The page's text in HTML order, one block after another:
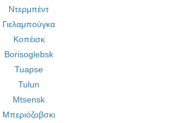
Ντερμπέντ
Γιελαμπούγκα
Κοπέισκ
Borisoglebsk
Tuapse
Tulun
Mtsensk
Μπεριόζοβσκι